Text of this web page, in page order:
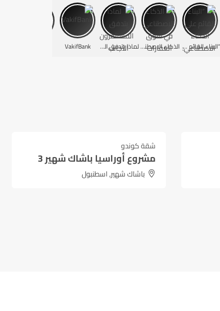
“البناء القائم على الذكاء الاصطناعي: هل سيتم بناء مباني كاملة بالذكاء الاصطناعي؟?” الذكاء الاصطناعي في سوق العقارات التركية: التغيرات التكنولوجية تشكل مستقبل الاستثمار العقاري لماذا يتدفق المستثمرون الأجانب إلى غرب إسطنبول؟ VakifBank
مميز
شقة كوندو
مشروع ديمير لايف لاكشري
بويوك شكمجة / اسطنبول